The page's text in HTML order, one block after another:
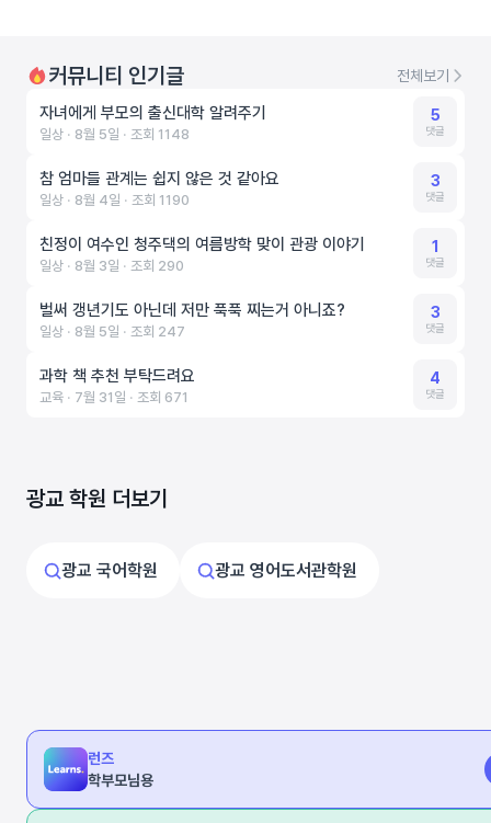
커뮤니티 인기글 전체보기
자녀에게 부모의 출신대학 알려주기
일상 ‧ 8월 5일 ‧ 조회 1148
5
댓글
참 엄마들 관계는 쉽지 않은 것 같아요
일상 ‧ 8월 4일 ‧ 조회 1190
3
댓글
친정이 여수인 청주댁의 여름방학 맞이 관광 이야기
일상 ‧ 8월 3일 ‧ 조회 290
1
댓글
벌써 갱년기도 아닌데 저만 푹푹 찌는거 아니죠?
일상 ‧ 8월 5일 ‧ 조회 247
3
댓글
과학 책 추천 부탁드려요
교육 ‧ 7월 31일 ‧ 조회 671
4
댓글
광교 학원 더보기
광교 국어학원 광교 영어도서관학원
런즈
학부모님용